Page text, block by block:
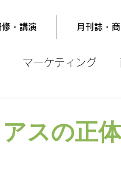
・講演 月刊誌・
マーケティング
スの正